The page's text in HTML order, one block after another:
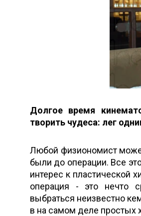
Долгое время
творить чудеса: лег
Любой физиономист
были до операции. Все
интерес к пластической
операция - это нечто
выбраться неизвестно
в на самом деле простых